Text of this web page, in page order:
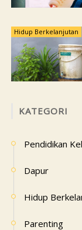
Hidup Berkelanjutan
KATEGORI
Pendidikan
Dapur
Hidup
Parenting